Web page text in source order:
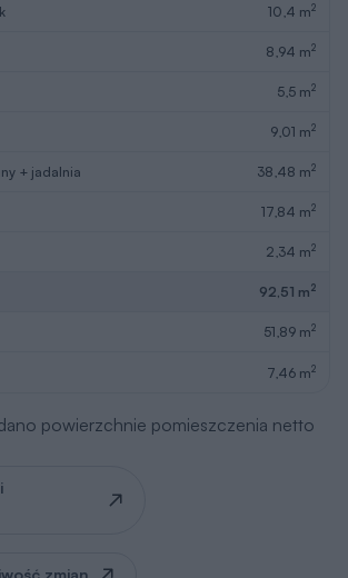
10,4 m2
8,94 m2
5,5 m2
9,01 m2
+ jadalnia 38,48 m2
17,84 m2
2,34 m2
92,51 m2
51,89 m2
7,46 m2
powierzchnie pomieszczenia netto
zmian